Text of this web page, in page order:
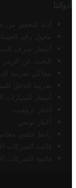
أدواتنا
أداة التحقق من
محول رقم
أسعار صرف
البحث عن الرمز
محاكي ضريبة
ضريبة الدخل
أسعار السيارات
أخبار تروفيت
أخبار تونس
رابط خلفي
قائمة الشركات
قائمة الشركات